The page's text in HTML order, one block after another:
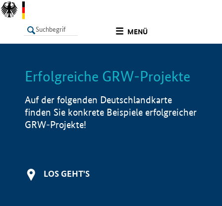
MENÜ
LISTE Info
Erfolgreiche GRW-Projekte
Auf der folgenden Deutschlandkarte
finden Sie konkrete Beispiele erfolgreicher
GRW-Projekte!
LOS GEHT'S